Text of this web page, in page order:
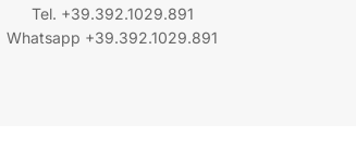
Tel. +39.392.1029.891
Whatsapp +39.392.1029.891